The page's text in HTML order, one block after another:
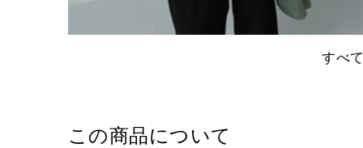
すべ
この商品について